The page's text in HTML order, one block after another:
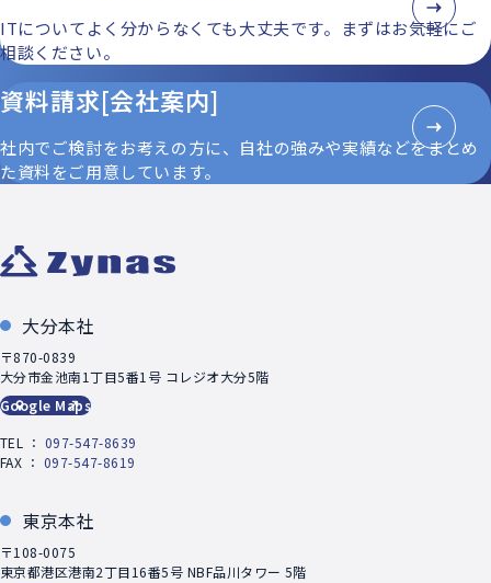
ITについてよく分からなくても大丈夫です。まずはお気軽にご
相談ください。
資料請求[会社案内]
社内でご検討をお考えの方に、自社の強みや実績などをまとめ
た資料をご用意しています。
大分本社
〒870-0839
大分市金池南1丁目5番1号 コレジオ大分5階
Google Maps
TEL ： 097-547-8639
FAX ： 097-547-8619
東京本社
〒108-0075
東京都港区港南2丁目16番5号 NBF品川タワー 5階